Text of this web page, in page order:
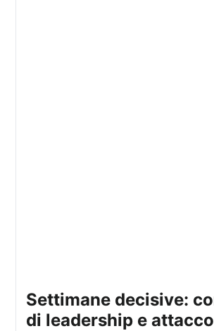
settimane decisive: continuità
di leadership e attacco